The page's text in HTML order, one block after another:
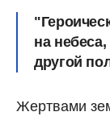
на
другой
Жертвами